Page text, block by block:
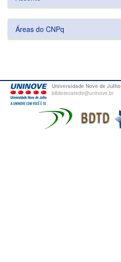
Áreas do CNPq
Universidade Nove de Julho
bibliotecatede@uninove.br